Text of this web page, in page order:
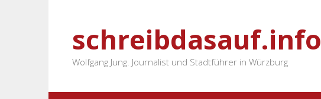
schreibdasauf.info
Wolfgang Jung. Journalist und Stadtführer in Würzburg